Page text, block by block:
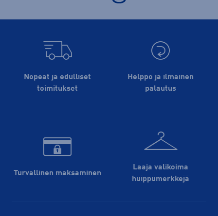
Nopeat ja edulliset
toimitukset
Helppo ja ilmainen
palautus
Turvallinen maksaminen
Laaja valikoima
huippu­merkkejä